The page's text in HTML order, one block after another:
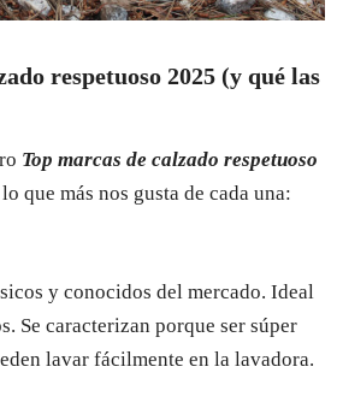
respetuoso 2025 (y qué las
Top marcas de calzado respetuoso
que más nos gusta de cada una:
y conocidos del mercado. Ideal
Se caracterizan porque ser súper
lavar fácilmente en la lavadora.